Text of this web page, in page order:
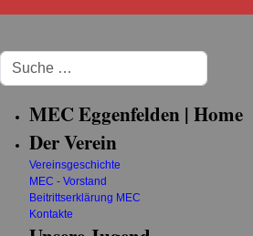
Suchen
MEC Eggenfelden | Home
Der Verein
Vereinsgeschichte
MEC - Vorstand
Beitrittserklärung MEC
Kontakte